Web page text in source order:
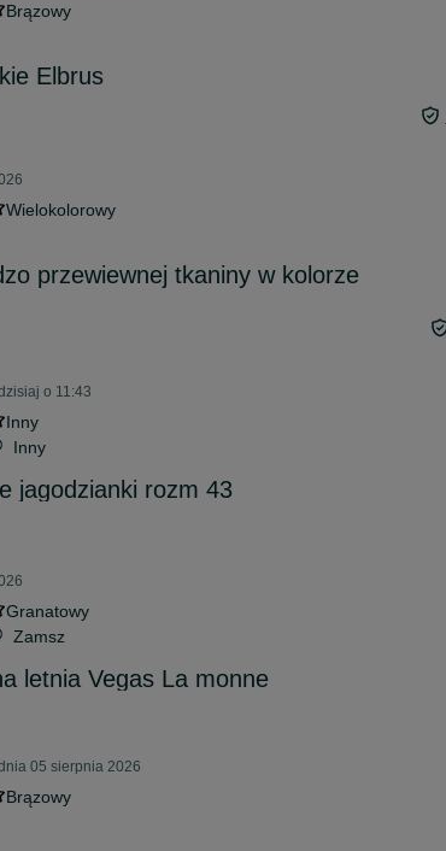
Brązowy
Elbrus
Wielokolorowy
przewiewnej tkaniny w kolorze
o 11:43
Inny
Inny
jagodzianki rozm 43
Granatowy
Zamsz
letnia Vegas La monne
05 sierpnia 2026
Brązowy